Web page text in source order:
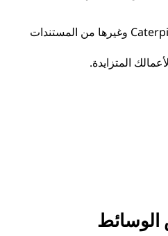
تتوفر كتيبات منتجات Caterpillar وغيرها من المستندات
المتزايدة.